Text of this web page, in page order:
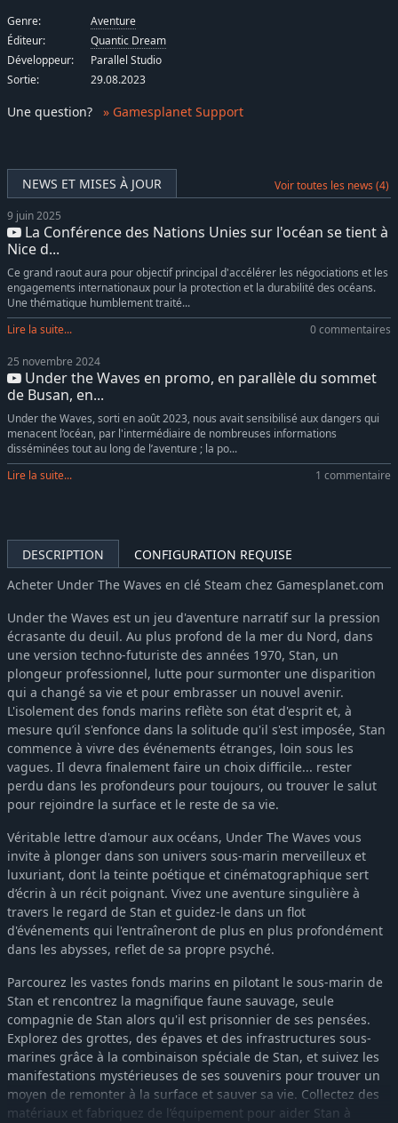
NEWS ET MISES À JOUR Voir toutes les news (4)
9 juin 2025
La Conférence des Nations Unies sur l'océan se tient à
Nice d...
Ce grand raout aura pour objectif principal d'accélérer les négociations et les
engagements internationaux pour la protection et la durabilité des océans.
Une thématique humblement traité...
Lire la suite...
0 commentaires
25 novembre 2024
Under the Waves en promo, en parallèle du sommet
de Busan, en...
Under the Waves, sorti en août 2023, nous avait sensibilisé aux dangers qui
menacent l’océan, par l'intermédiaire de nombreuses informations
disséminées tout au long de l’aventure ; la po...
Lire la suite...
1 commentaire
DESCRIPTION
CONFIGURATION REQUISE
Acheter Under The Waves en clé Steam chez Gamesplanet.com
Under the Waves est un jeu d'aventure narratif sur la pression
écrasante du deuil. Au plus profond de la mer du Nord, dans
une version techno-futuriste des années 1970, Stan, un
plongeur professionnel, lutte pour surmonter une disparition
qui a changé sa vie et pour embrasser un nouvel avenir.
L'isolement des fonds marins reflète son état d'esprit et, à
mesure qu’il s'enfonce dans la solitude qu'il s'est imposée, Stan
commence à vivre des événements étranges, loin sous les
vagues. Il devra finalement faire un choix difficile... rester
perdu dans les profondeurs pour toujours, ou trouver le salut
pour rejoindre la surface et le reste de sa vie.
Véritable lettre d'amour aux océans, Under The Waves vous
invite à plonger dans son univers sous-marin merveilleux et
luxuriant, dont la teinte poétique et cinématographique sert
d’écrin à un récit poignant. Vivez une aventure singulière à
travers le regard de Stan et guidez-le dans un flot
d'événements qui l'entraîneront de plus en plus profondément
dans les abysses, reflet de sa propre psyché.
Parcourez les vastes fonds marins en pilotant le sous-marin de
Stan et rencontrez la magnifique faune sauvage, seule
compagnie de Stan alors qu'il est prisonnier de ses pensées.
Explorez des grottes, des épaves et des infrastructures sous-
marines grâce à la combinaison spéciale de Stan, et suivez les
manifestations mystérieuses de ses souvenirs pour trouver un
moyen de remonter à la surface et sauver sa vie. Collectez des
matériaux et fabriquez de l’équipement pour aider Stan à
Genre:
Aventure
Éditeur:
Quantic Dream
Développeur:
Parallel Studio
Sortie:
29.08.2023
Une question? » Gamesplanet Support